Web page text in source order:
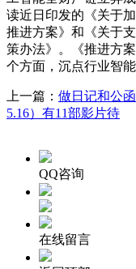
读近日印发的《关于
推进方案》和《关于
策办法》。《推进方
个方面，沉点行业智
上一篇： 做日记和公
5.16）有11部影片待
QQ咨询
在线留言